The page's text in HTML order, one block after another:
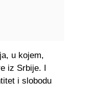
u kojem,
iz Srbije. I
i slobodu